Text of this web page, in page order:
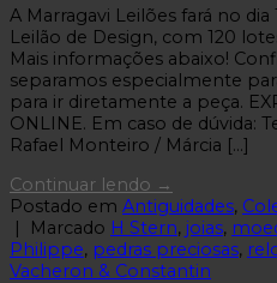
A Marragavi Leilões fará no dia
Leilão de Design, com 120
Mais informações abaixo!
separamos especialmente
para ir diretamente a peça.
ONLINE. Em caso de dúvida:
Rafael Monteiro / Márcia […]
Continuar lendo →
Postado em Antiguidades,
|
Marcado H Stern, joias,
Philippe, pedras preciosas,
Vacheron & Constantin